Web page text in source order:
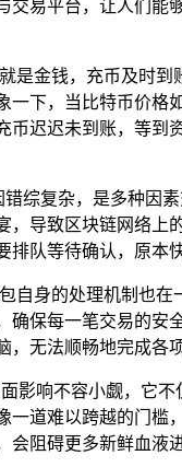
交易平台，让人们能
是金钱，充币及时
一下，当比特币价格
迟迟未到账，等到
错综复杂，是多种因
，导致区块链网络
队等待确认，原本
自身的处理机制也
确保每一笔交易的
，无法顺畅地完成各
影响不容小觑，它
一道难以跨越的门
阻碍更多新鲜血液